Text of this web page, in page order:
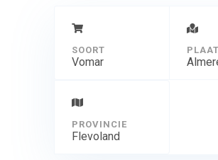
SOORT
Vomar
PROVINCIE
Flevoland